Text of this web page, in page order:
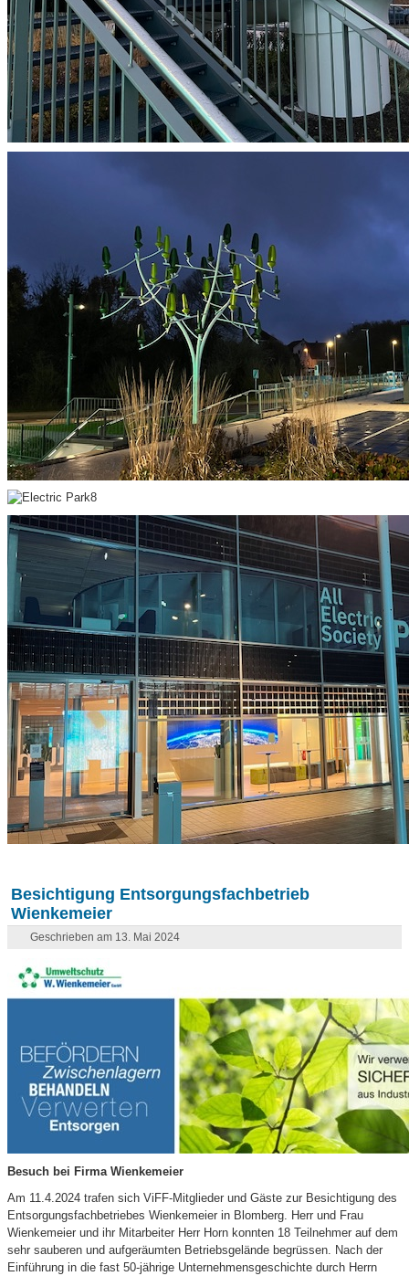
Besichtigung Entsorgungsfachbetrieb
Wienkemeier
Geschrieben am 13. Mai 2024
Besuch bei Firma Wienkemeier
Am 11.4.2024 trafen sich ViFF-Mitglieder und Gäste zur Besichtigung des
Entsorgungsfachbetriebes Wienkemeier in Blomberg. Herr und Frau
Wienkemeier und ihr Mitarbeiter Herr Horn konnten 18 Teilnehmer auf dem
sehr sauberen und aufgeräumten Betriebsgelände begrüssen. Nach der
Einführung in die fast 50-jährige Unternehmensgeschichte durch Herrn